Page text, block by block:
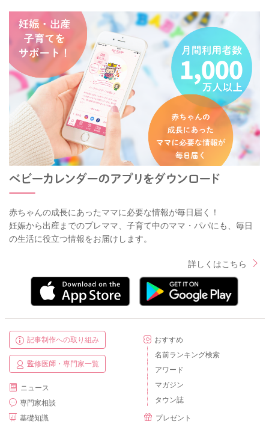
赤ちゃんの成長にあったママに必要な情報が毎日届く！
妊娠から出産までのプレママ、子育て中のママ・パパにも、毎日
の生活に役立つ情報をお届けします。
詳しくはこちら
記事制作への取り組み
監修医師・専門家一覧
ニュース
専門家相談
基礎知識
おすすめ
名前ランキング検索
アワード
マガジン
タウン誌
プレゼント